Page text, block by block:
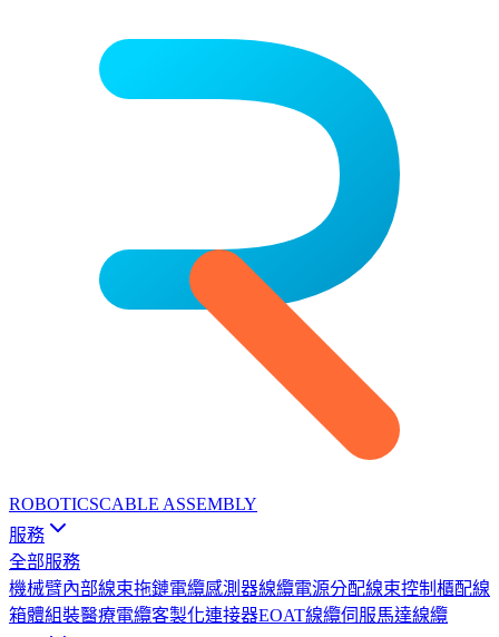
ROBOTICSCABLE ASSEMBLY
服務
全部服務
機械臂內部線束拖鏈電纜感測器線纜電源分配線束控制櫃配線
箱體組裝醫療電纜客製化連接器EOAT線纜伺服馬達線纜